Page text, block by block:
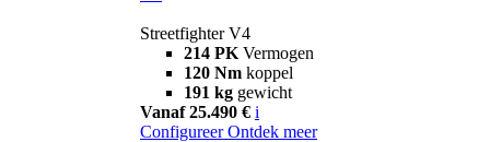
Streetfighter V4
214 PK Vermogen
120 Nm koppel
191 kg gewicht
Vanaf 25.490 € i
Configureer Ontdek meer